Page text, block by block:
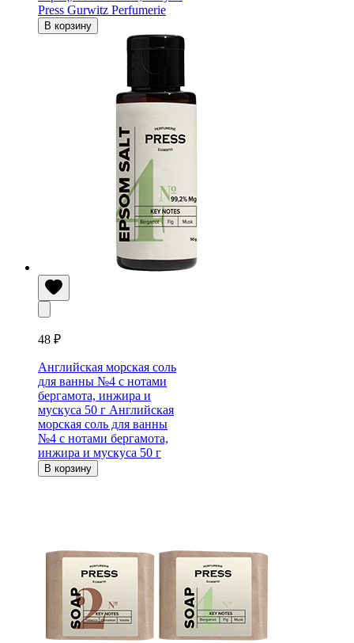
Press Gurwitz Perfumerie
В корзину
48 ₽
Английская морская соль
для ванны №4 c нотами
бергамота, инжира и
мускуса 50 г Английская
морская соль для ванны
№4 c нотами бергамота,
инжира и мускуса 50 г
В корзину